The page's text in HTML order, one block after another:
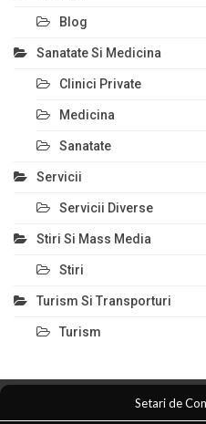
Blog
Sanatate Si Medicina
Clinici Private
Medicina
Sanatate
Servicii
Servicii Diverse
Stiri Si Mass Media
Stiri
Turism Si Transporturi
Turism
Comert Si Magazine
Setari de